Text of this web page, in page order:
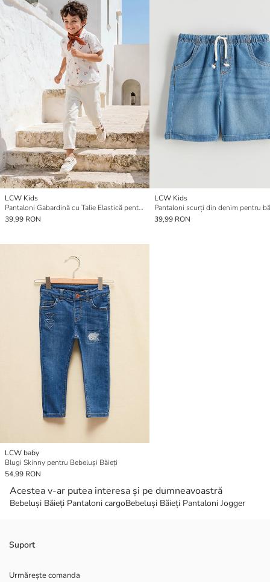
LCW Kids
Pantaloni Gabardină cu Talie Elastică pentru Băieți
39,99 RON
LCW Kids
Pantaloni scurți din denim pentru
39,99 RON
LCW baby
Blugi Skinny pentru Bebeluși Băieți
54,99 RON
Acestea v-ar putea interesa și pe dumneavoastră
Bebeluși Băieți Pantaloni cargoBebeluși Băieți Pantaloni Jogger
Suport
Urmărește comanda